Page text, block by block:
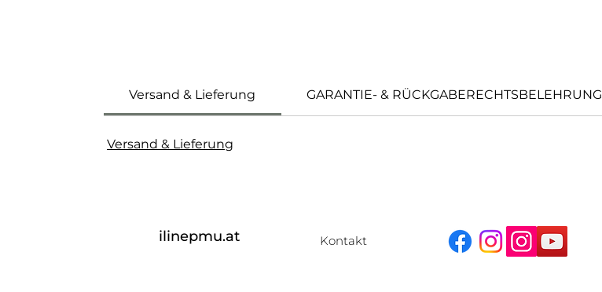
Versand & Lieferung GARANTIE- & RÜCKGABERECHTSBELEHRUNG
Versand & Lieferung
ilinepmu.at Kontakt